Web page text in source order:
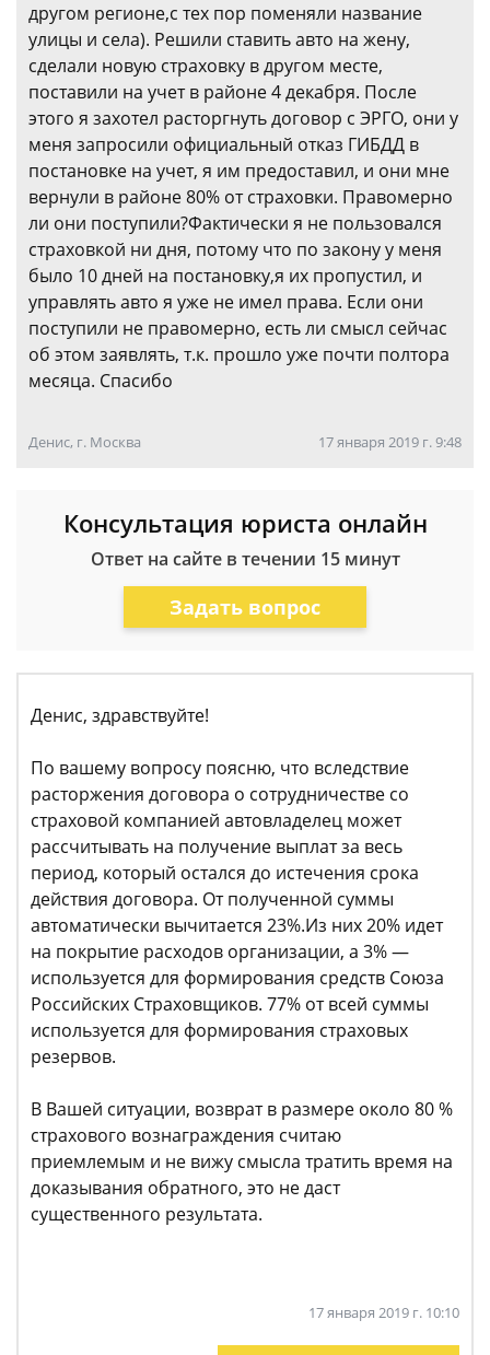
другом регионе,с тех пор поменяли название
улицы и села). Решили ставить авто на жену,
сделали новую страховку в другом месте,
поставили на учет в районе 4 декабря. После
этого я захотел расторгнуть договор с ЭРГО, они у
меня запросили официальный отказ ГИБДД в
постановке на учет, я им предоставил, и они мне
вернули в районе 80% от страховки. Правомерно
ли они поступили?Фактически я не пользовался
страховкой ни дня, потому что по закону у меня
было 10 дней на постановку,я их пропустил, и
управлять авто я уже не имел права. Если они
поступили не правомерно, есть ли смысл сейчас
об этом заявлять, т.к. прошло уже почти полтора
месяца. Спасибо
Денис, г. Москва 17 января 2019 г. 9:48
Консультация юриста онлайн
Ответ на сайте в течении 15 минут
Задать вопрос
Денис, здравствуйте!
По вашему вопросу поясню, что вследствие
расторжения договора о сотрудничестве со
страховой компанией автовладелец может
рассчитывать на получение выплат за весь
период, который остался до истечения срока
действия договора. От полученной суммы
автоматически вычитается 23%.Из них 20% идет
на покрытие расходов организации, а 3% —
используется для формирования средств Союза
Российских Страховщиков. 77% от всей суммы
используется для формирования страховых
резервов.
В Вашей ситуации, возврат в размере около 80 %
страхового вознаграждения считаю
приемлемым и не вижу смысла тратить время на
доказывания обратного, это не даст
существенного результата.
17 января 2019 г. 10:10